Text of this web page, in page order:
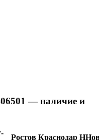
— наличие и
Ростов Краснодар